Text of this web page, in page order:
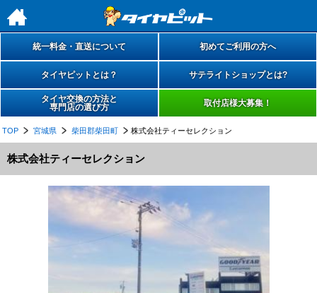
h
統一料金・直送について 初めてご利用の方へ
タイヤピットとは？ サテライトショップとは?
タイヤ交換の方法と
専門店の選び方
取付店様大募集！
TOP 宮城県 柴田郡柴田町 株式会社ティーセレクション
株式会社ティーセレクション